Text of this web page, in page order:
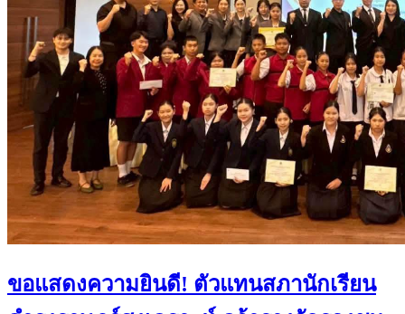
ขอแสดงความยินดี! ตัวแทนสภานักเรียน